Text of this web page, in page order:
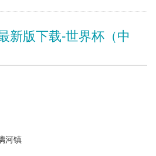
新版下载-世界杯（中
河镇